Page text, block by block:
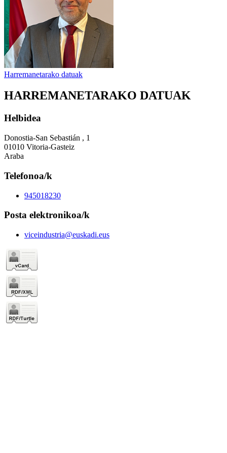
Harremanetarako datuak
HARREMANETARAKO DATUAK
Helbidea
Donostia-San Sebastián , 1
01010 Vitoria-Gasteiz
Araba
Telefonoa/k
945018230
Posta elektronikoa/k
viceindustria@euskadi.eus